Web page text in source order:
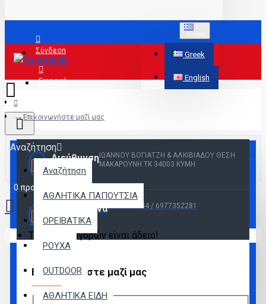
Σύνδεση
Εγγραφή
Greek
English
Αναζήτηση
Αναζήτηση
ΑΘΛΗΤΙΚΑ ΠΑΠΟΥΤΣΙΑ
ΟΡΕΙΒΑΤΙΚΑ
ΡΟΥΧΑ
OUTDOOR
ΑΘΛΗΤΙΚΑ ΕΙΔΗ
0 προϊόν(τα) - 0,00€
Το καλάθι αγορών είναι άδειο!
Επικοινωνήστε μαζί μας
Διεύθυνση ΙΩΑΝΝΟΥ ΒΟΓΙΑΤΖΗ & ΑΛΚΙΒΙΑΔΟΥ ΘΕΣΗ
ΜΑΚΑΡΟΥΝΗ ΤΚ 34003 ΚΥΜΗ
Τηλέφωνα 2222022944 / 6977352281
Επικοινωνήστε μαζί μας